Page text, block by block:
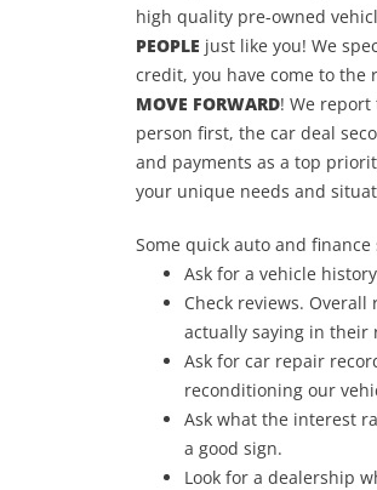
high quality pre-owned
PEOPLE just like you! We
credit, you have come to the
MOVE FORWARD! We
person first, the car deal
and payments as a top
your unique needs and
Some quick auto and
Ask for a vehicle
Check reviews.
actually saying in their
Ask for car repair
reconditioning our
Ask what the interest
a good sign.
Look for a dealership